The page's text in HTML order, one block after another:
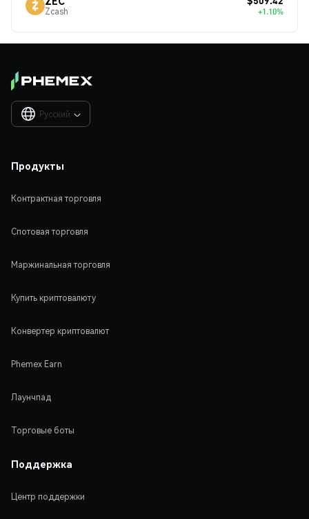
Zcash +1.10%
Русский 
Продукты
Контрактная торговля
Спотовая торговля
Маржинальная торговля
Купить криптовалюту
Конвертер криптовалют
Phemex Earn
Лаунчпад
Торговые боты
Поддержка
Центр поддержки